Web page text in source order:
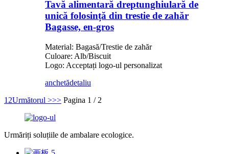
Tavă alimentară dreptunghiulară de
unică folosință din trestie de zahăr
Bagasse, en-gros
Material: Bagasă/Trestie de zahăr
Culoare: Alb/Biscuit
Logo: Acceptați logo-ul personalizat
anchetădetaliu
1 2Următorul >>> Pagina 1 / 2
Urmăriți soluțiile de ambalare ecologice.